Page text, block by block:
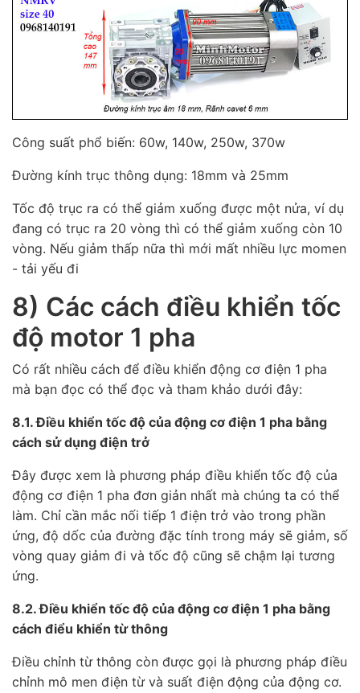
Công suất phổ biến: 60w, 140w, 250w, 370w
Đường kính trục thông dụng: 18mm và 25mm
Tốc độ trục ra có thể giảm xuống được một nửa, ví dụ
đang có trục ra 20 vòng thì có thể giảm xuống còn 10
vòng. Nếu giảm thấp nữa thì mới mất nhiều lực momen
- tải yếu đi
8) Các cách điều khiển tốc
độ motor 1 pha
Có rất nhiều cách để điều khiển động cơ điện 1 pha
mà bạn đọc có thể đọc và tham khảo dưới đây:
8.1. Điều khiển tốc độ của động cơ điện 1 pha bằng
cách sử dụng điện trở
Đây được xem là phương pháp điều khiển tốc độ của
động cơ điện 1 pha đơn giản nhất mà chúng ta có thể
làm. Chỉ cần mắc nối tiếp 1 điện trở vào trong phần
ứng, độ dốc của đường đặc tính trong máy sẽ giảm, số
vòng quay giảm đi và tốc độ cũng sẽ chậm lại tương
ứng.
8.2. Điều khiển tốc độ của động cơ điện 1 pha bằng
cách điểu khiển từ thông
Điều chỉnh từ thông còn được gọi là phương pháp điều
chỉnh mô men điện từ và suất điện động của động cơ.